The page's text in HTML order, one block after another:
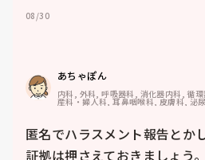
08/30
あちゃぽん
内科, 外科, 呼吸器科, 消化器内科, 循
産科・婦人科, 耳鼻咽喉科, 皮膚科, 泌
急科, 超急性期, ICU, CCU, HCU, その
匿名でハラスメント報告とか
証拠は押さえておきましょう